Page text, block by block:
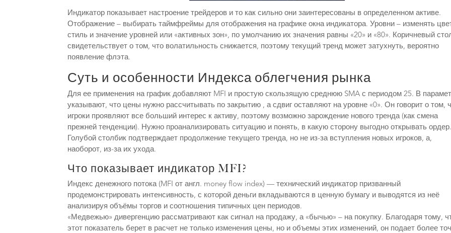
Индикатор показывает настроение трейдеров и то как сильно они заинтересованы в определенном активе.
Отображение – выбирать таймфреймы для отображения на графике окна индикатора. Уровни – изменять
стиль и значение уровней или «активных зон», по умолчанию их значения равны «20» и «80». Коричневый
свидетельствует о том, что волатильность снижается, поэтому текущий тренд может затухнуть, вероятно
появление флэта.
Суть и особенности Индекса облегчения рынка
Для ее применения на график добавляют MFI и простую скользящую среднюю SMA с периодом 25. В
указывают, что цены нужно рассчитывать по закрытию , а сдвиг оставляют на уровне «0». Он говорит о том,
игроки проявляют все больший интерес к активу, поэтому возможно зарождение нового тренда (как смена
прежней тенденции). Нужно проанализировать ситуацию и понять, в какую сторону выгодно открывать ордер.
Голубой столбик подтверждает продолжение текущего тренда, но не из-за вступления новых игроков, а,
наоборот, из-за их ухода.
Что показывает индикатор MFI?
Индекс денежного потока (MFI от англ. money flow index) — технический индикатор призванный
продемонстрировать интенсивность, с которой деньги вкладываются в ценную бумагу и выводятся из неё
анализируя объёмы торгов и соотношения типичных цен периодов.
«Медвежью» дивергенцию рассматривают как сигнал на продажу, а «бычью» – на покупку. Благодаря тому,
этот показатель берет в расчет не только изменения цены, но и объемы этих изменений, он подает более